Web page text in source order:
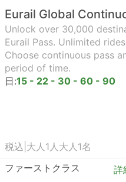
Eurail Global
Unlock over 30,000
Eurail Pass. Unlimited
Choose continuous pass
period of time.
日:15 - 22 - 30 - 60 - 90
税込 大人1人 大人1名
ファーストクラス
詳